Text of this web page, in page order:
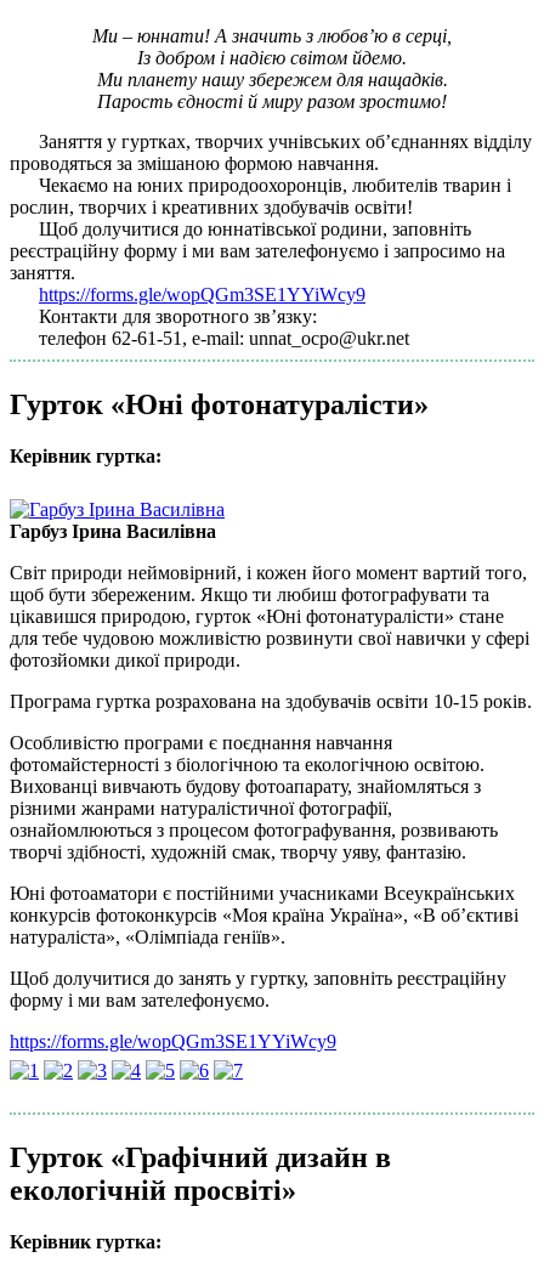
Ми – юннати! А значить з любов’ю в серці,
Із добром і надією світом йдемо.
Ми планету нашу збережем для нащадків.
Парость єдності й миру разом зростимо!
Заняття у гуртках, творчих учнівських об’єднаннях відділу
проводяться за змішаною формою навчання.
Чекаємо на юних природоохоронців, любителів тварин і
рослин, творчих і креативних здобувачів освіти!
Щоб долучитися до юннатівської родини, заповніть
реєстраційну форму і ми вам зателефонуємо і запросимо на
заняття.
https://forms.gle/wopQGm3SE1YYiWcy9
Контакти для зворотного зв’язку:
телефон 62-61-51, e-mail: unnat_ocpo@ukr.net
Гурток «Юні фотонатуралісти»
Керівник гуртка:
Гарбуз Ірина Василівна
Світ природи неймовірний, і кожен його момент вартий того,
щоб бути збереженим. Якщо ти любиш фотографувати та
цікавишся природою, гурток «Юні фотонатуралісти» стане
для тебе чудовою можливістю розвинути свої навички у сфері
фотозйомки дикої природи.
Програма гуртка розрахована на здобувачів освіти 10-15 років.
Особливістю програми є поєднання навчання
фотомайстерності з біологічною та екологічною освітою.
Вихованці вивчають будову фотоапарату, знайомляться з
різними жанрами натуралістичної фотографії,
ознайомлюються з процесом фотографування, розвивають
творчі здібності, художній смак, творчу уяву, фантазію.
Юні фотоаматори є постійними учасниками Всеукраїнських
конкурсів фотоконкурсів «Моя країна Україна», «В об’єктиві
натураліста», «Олімпіада геніїв».
Щоб долучитися до занять у гуртку, заповніть реєстраційну
форму і ми вам зателефонуємо.
https://forms.gle/wopQGm3SE1YYiWcy9
Гурток «Графічний дизайн в
екологічній просвіті»
Керівник гуртка: